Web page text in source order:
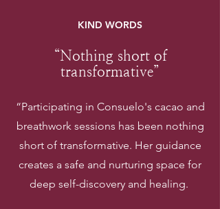
KIND WORDS
“Nothing short of
transformative”
“Participating in Consuelo's cacao and
breathwork sessions has been nothing
short of transformative. Her guidance
creates a safe and nurturing space for
deep self-discovery and healing.